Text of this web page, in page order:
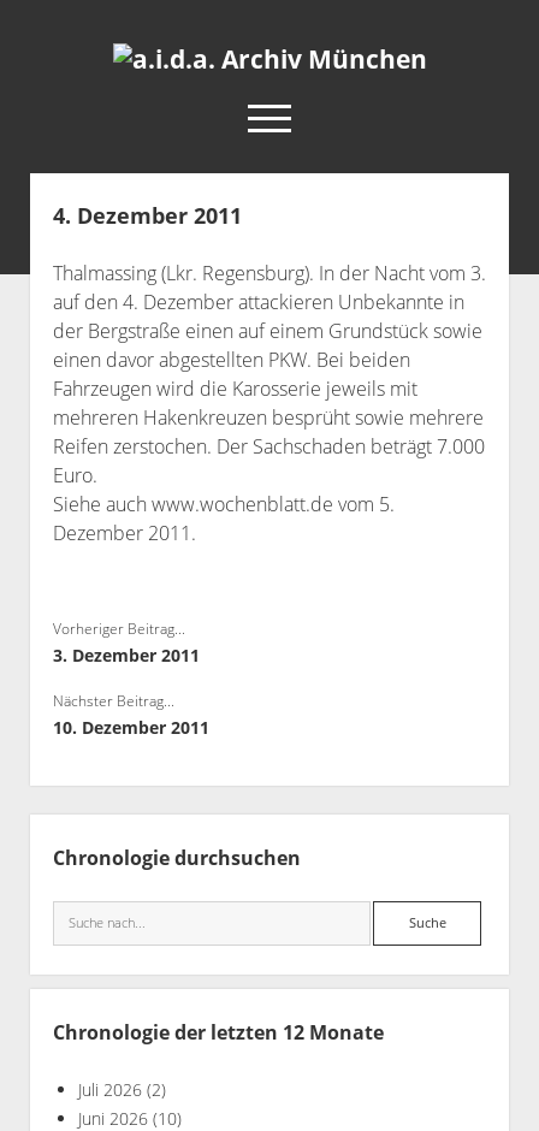
a.i.d.a.
open
menu
facebook
rss info@aida-archiv.de
Aktuelles
Termine
open
dropdown
menu
Antifaschistische Termine im Süden
Antifaschistische Termine in München
Rechte Termine im Süden
Chronologie
Das Archiv
open
dropdown
menu
a.i.d.a. e. V. unterstützen
RSS-Feeds, Twitter & Facebook
Impressum
4. Dezember 2011
Thalmassing (Lkr. Regensburg). In der Nacht vom 3.
auf den 4. Dezember attackieren Unbekannte in
der Bergstraße einen auf einem Grundstück sowie
einen davor abgestellten PKW. Bei beiden
Fahrzeugen wird die Karosserie jeweils mit
mehreren Hakenkreuzen besprüht sowie mehrere
Reifen zerstochen. Der Sachschaden beträgt 7.000
Euro.
Siehe auch www.wochenblatt.de vom 5.
Dezember 2011.
Vorheriger Beitrag...
3. Dezember 2011
Nächster Beitrag...
10. Dezember 2011
Chronologie durchsuchen
Suche
Chronologie der letzten 12 Monate
Juli 2026(2)
Juni 2026(10)